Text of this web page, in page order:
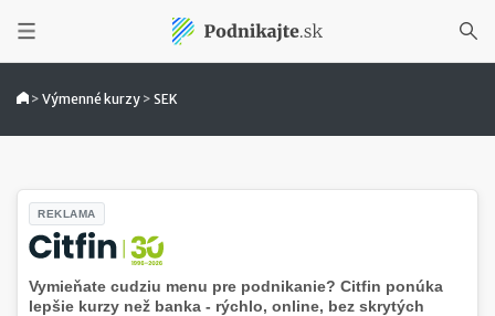
> Výmenné kurzy > SEK
REKLAMA
Vymieňate cudziu menu pre podnikanie? Citfin ponúka
lepšie kurzy než banka - rýchlo, online, bez skrytých